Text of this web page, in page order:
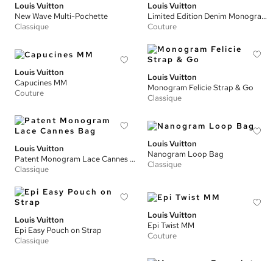
Louis Vuitton
New Wave Multi-Pochette
Classique
Louis Vuitton
Limited Edition Denim Monogram Onthego MM
Couture
Louis Vuitton
Capucines MM
Couture
Louis Vuitton
Monogram Felicie Strap & Go
Classique
Louis Vuitton
Patent Monogram Lace Cannes Bag
Classique
Louis Vuitton
Nanogram Loop Bag
Classique
Louis Vuitton
Epi Easy Pouch on Strap
Classique
Louis Vuitton
Epi Twist MM
Couture